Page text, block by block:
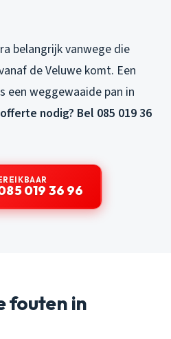
belangrijk vanwege die
de Veluwe komt. Een
een weggewaaide pan in
nodig? Bel 085 019 36
019 36 96
fouten in